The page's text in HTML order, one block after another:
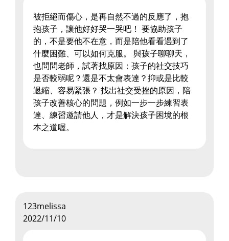
被拒絕而傷心，是再自然不過的反應了，抱
抱孩子，讓他好好哭一哭吧！ 要協助孩子
的，不是要他不在意，而是陪他看看遇到了
什麼困難、可以如何克服。 與孩子聊聊天，
也問問老師，試著找原因：孩子的社交技巧
是否較弱呢？還是不太會表達？抑或是比較
退縮、容易緊張？ 找出社交受挫的原因，陪
孩子改善核心的問題，例如一步一步練習表
達、練習邀請他人，才是解決孩子困境的根
本之道喔。
123melissa
2022/11/10